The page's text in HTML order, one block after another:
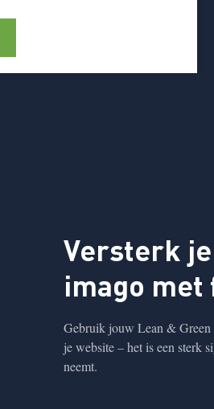
Versterk
imago met
Gebruik jouw Lean & Green
je website – het is een sterk
neemt.